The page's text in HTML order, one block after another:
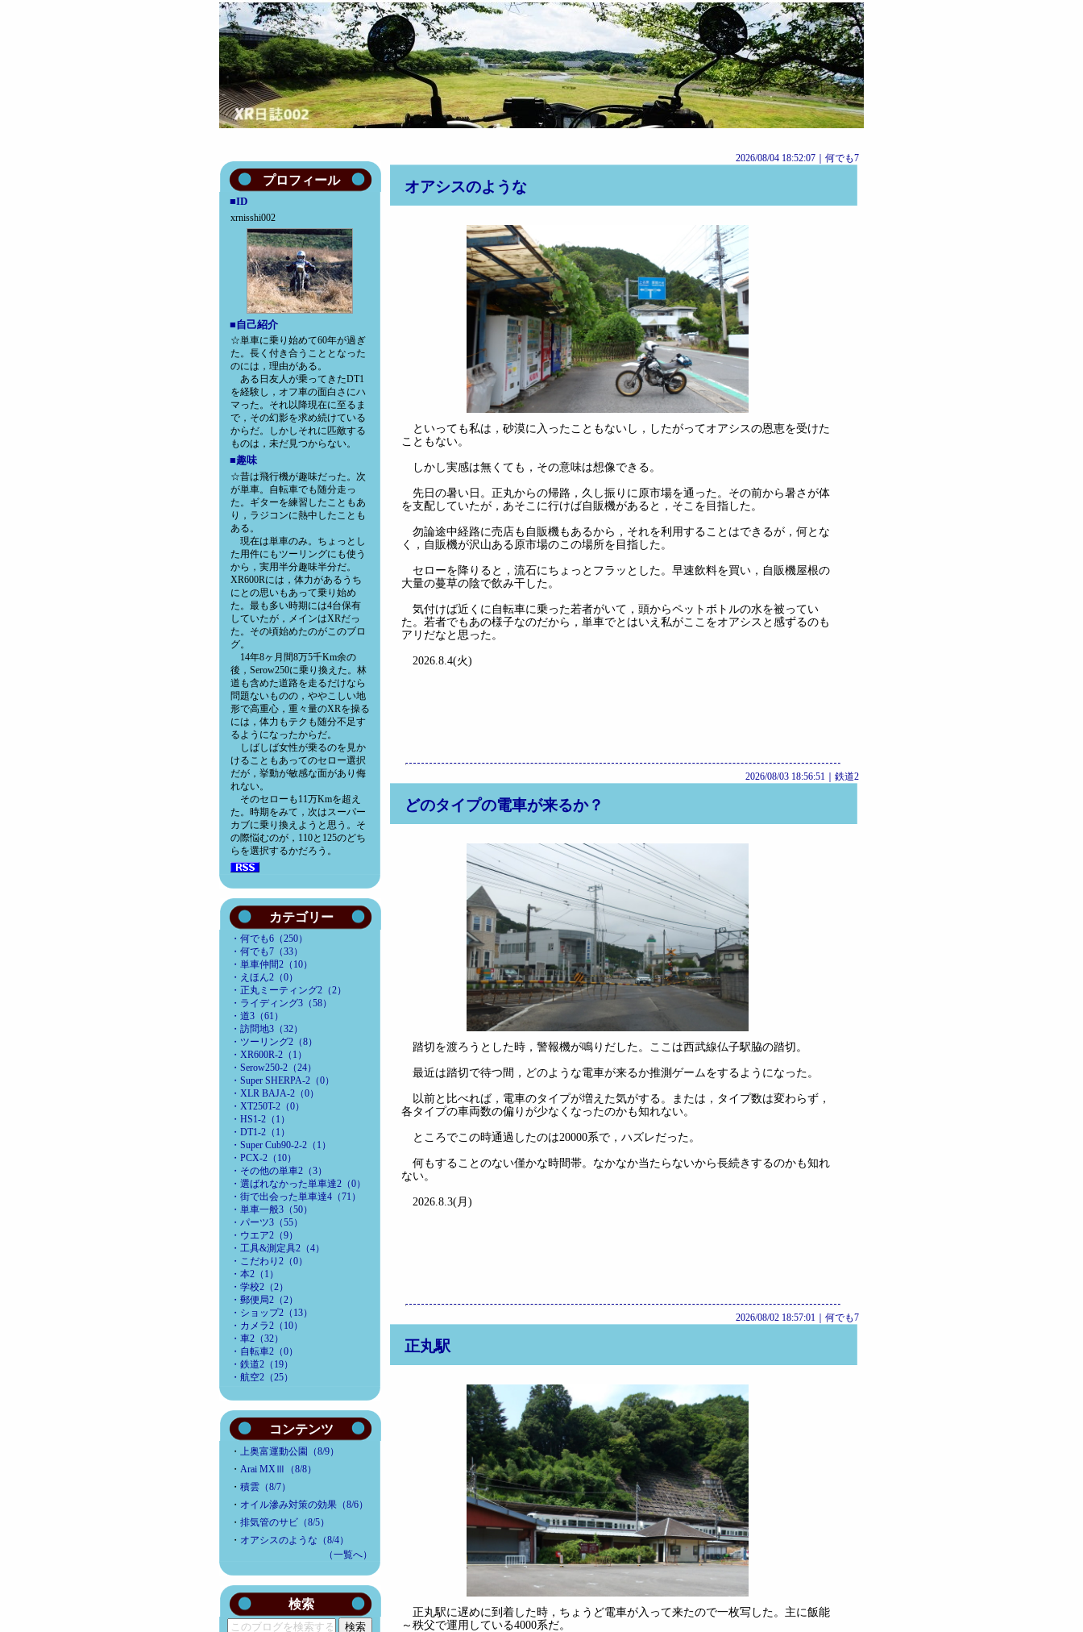
プロフィール
■ID
xrnisshi002
■自己紹介
☆単車に乗り始めて60年が過ぎ
た。長く付き合うこととなった
のには，理由がある。
ある日友人が乗ってきたDT1
を経験し，オフ車の面白さにハ
マった。それ以降現在に至るま
で，その幻影を求め続けている
からだ。しかしそれに匹敵する
ものは，未だ見つからない。
■趣味
☆昔は飛行機が趣味だった。次
が単車。自転車でも随分走っ
た。ギターを練習したこともあ
り，ラジコンに熱中したことも
ある。
現在は単車のみ。ちょっとし
た用件にもツーリングにも使う
から，実用半分趣味半分だ。
XR600Rには，体力があるうち
にとの思いもあって乗り始め
た。最も多い時期には4台保有
していたが，メインはXRだっ
た。その頃始めたのがこのブロ
グ。
14年8ヶ月間8万5千Km余の
後，Serow250に乗り換えた。林
道も含めた道路を走るだけなら
問題ないものの，ややこしい地
形で高重心，重々量のXRを操る
には，体力もテクも随分不足す
るようになったからだ。
しばしば女性が乗るのを見か
けることもあってのセロー選択
だが，挙動が敏感な面があり侮
れない。
そのセローも11万Kmを超え
た。時期をみて，次はスーパー
カブに乗り換えようと思う。そ
の際悩むのが，110と125のどち
らを選択するかだろう。
カテゴリー
・何でも6（250）
・何でも7（33）
・単車仲間2（10）
・えほん2（0）
・正丸ミーティング2（2）
・ライディング3（58）
・道3（61）
・訪問地3（32）
・ツーリング2（8）
・XR600R-2（1）
・Serow250-2（24）
・Super SHERPA-2（0）
・XLR BAJA-2（0）
・XT250T-2（0）
・HS1-2（1）
・DT1-2（1）
・Super Cub90-2-2（1）
・PCX-2（10）
・その他の単車2（3）
・選ばれなかった単車達2（0）
・街で出会った単車達4（71）
・単車一般3（50）
・パーツ3（55）
・ウエア2（9）
・工具&測定具2（4）
・こだわり2（0）
・本2（1）
・学校2（2）
・郵便局2（2）
・ショップ2（13）
・カメラ2（10）
・車2（32）
・自転車2（0）
・鉄道2（19）
・航空2（25）
コンテンツ
・上奥富運動公園（8/9）
・Arai MXⅢ（8/8）
・積雲（8/7）
・ オイル滲み対策の効果（8/6）
・排気管のサビ（8/5）
・ オアシスのような（8/4）
（一覧へ）
検索
2026/08/04 18:52:07｜ 何でも7
オアシスのような
といっても私は，砂漠に入ったこともないし，したがってオアシスの恩恵を受けた
こともない。
しかし実感は無くても，その意味は想像できる。
先日の暑い日。正丸からの帰路，久し振りに原市場を通った。その前から暑さが体
を支配していたが，あそこに行けば自販機があると，そこを目指した。
勿論途中経路に売店も自販機もあるから，それを利用することはできるが，何とな
く，自販機が沢山ある原市場のこの場所を目指した。
セローを降りると，流石にちょっとフラッとした。早速飲料を買い，自販機屋根の
大量の蔓草の陰で飲み干した。
気付けば近くに自転車に乗った若者がいて，頭からペットボトルの水を被ってい
た。若者でもあの様子なのだから，単車でとはいえ私がここをオアシスと感ずるのも
アリだなと思った。
2026.8.4(火)
2026/08/03 18:56:51｜ 鉄道2
どのタイプの電車が来るか？
踏切を渡ろうとした時，警報機が鳴りだした。ここは西武線仏子駅脇の踏切。
最近は踏切で待つ間，どのような電車が来るか推測ゲームをするようになった。
以前と比べれば，電車のタイプが増えた気がする。または，タイプ数は変わらず，
各タイプの車両数の偏りが少なくなったのかも知れない。
ところでこの時通過したのは20000系で，ハズレだった。
何もすることのない僅かな時間帯。なかなか当たらないから長続きするのかも知れ
ない。
2026.8.3(月)
2026/08/02 18:57:01｜ 何でも7
正丸駅
正丸駅に遅めに到着した時，ちょうど電車が入って来たので一枚写した。主に飯能
～秩父で運用している4000系だ。